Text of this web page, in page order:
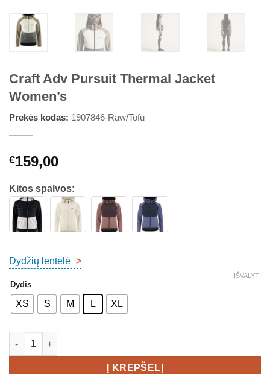
Craft Adv Pursuit Thermal Jacket
Women’s
Prekės kodas: 1907846-Raw/Tofu
€159,00
Kitos spalvos:
Dydžių lentelė >
Dydis
XS S M L XL
IŠVALYTI
produkto kiekis: Craft Adv Pursuit Thermal Jacket Women's
Į KREPŠELĮ